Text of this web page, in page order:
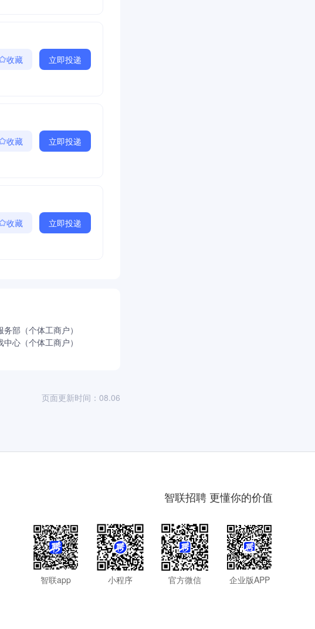
收藏 立即投递
收藏 立即投递
收藏 立即投递
部（个体工商户）
心（个体工商户）
页面更新时间：08.06
智联招聘 更懂你的价值
智联app 小程序 官方微信 企业版APP